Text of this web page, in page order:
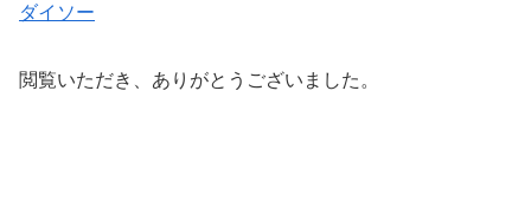
ダイソー
閲覧いただき、ありがとうございました。